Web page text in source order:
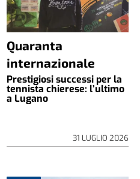
Quaranta
internazionale
Prestigiosi successi per la
tennista chierese: l’ultimo
a Lugano
31 LUGLIO 2026